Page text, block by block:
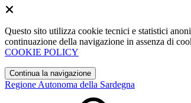
Questo sito utilizza cookie tecnici e statistici
continuazione della navigazione in assenza di
COOKIE POLICY
Continua la navigazione
Regione Autonoma della Sardegna